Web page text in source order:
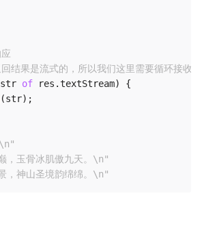
结果是流式的，所以我们这里需要循环接收
str of res .textStream)
{
(str) ;
玉骨冰肌傲九天。\n"
神山圣境韵绵绵。\n"